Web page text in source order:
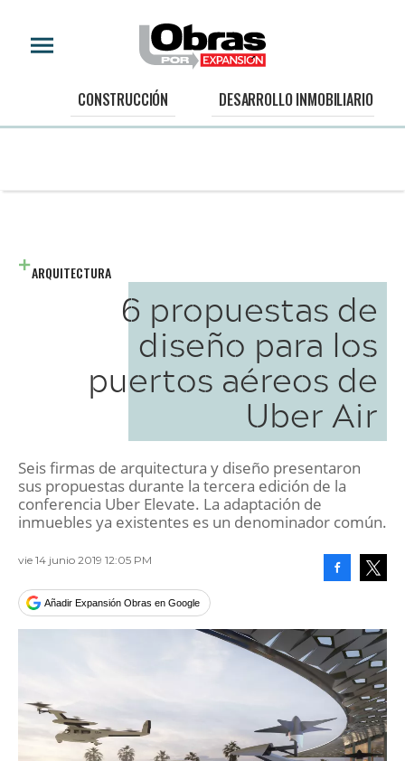
CONSTRUCCIÓN DESARROLLO INMOBILIARIO
ARQUITECTURA
6 propuestas de
diseño para los
puertos aéreos de
Uber Air
Seis firmas de arquitectura y diseño presentaron
sus propuestas durante la tercera edición de la
conferencia Uber Elevate. La adaptación de
inmuebles ya existentes es un denominador común.
vie 14 junio 2019 12:05 PM
Añadir Expansión Obras en Google